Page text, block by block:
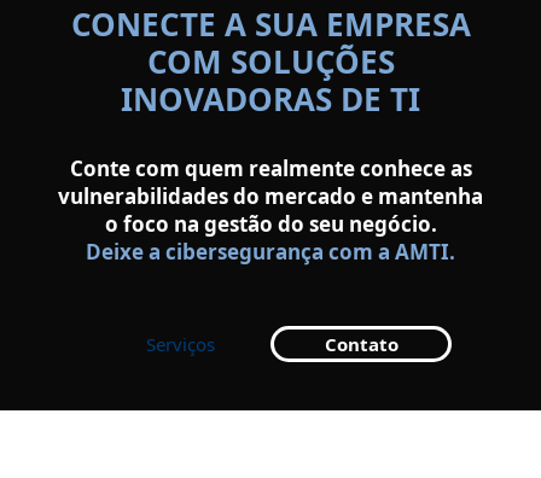
CONECTE A SUA EMPRESA
COM SOLUÇÕES
INOVADORAS DE TI
Conte com quem realmente conhece as
vulnerabilidades do mercado e mantenha
o foco na gestão do seu negócio.
Deixe a cibersegurança com a AMTI.
Serviços Contato